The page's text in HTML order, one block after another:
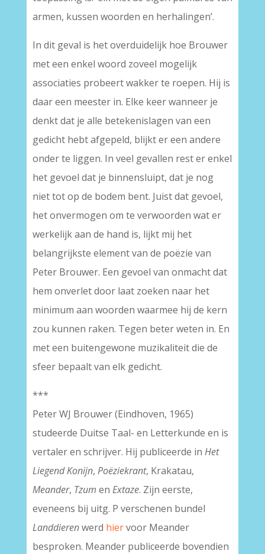
armen, kussen woorden en herhalingen’.
In dit geval is het overduidelijk hoe Brouwer
met een enkel woord zoveel mogelijk
associaties probeert wakker te roepen. Hij is
daar een meester in. Elke keer wanneer je
denkt dat je alle betekenislagen van een
gedicht hebt afgepeld, blijkt er een andere
onder te liggen. In veel gevallen rest er enkel
het gevoel dat je binnensluipt, dat je nog
niet tot op de bodem bent. Juist dat gevoel,
het onvermogen om te verwoorden wat er
werkelijk aan de hand is, lijkt mij het
belangrijkste element van de poëzie van
Peter Brouwer. Een gevoel van onmacht dat
hem onverlet door laat zoeken naar het
minimum aan woorden waarmee hij de kern
zou kunnen raken. Tegen beter weten in. En
met een buitengewone muzikaliteit die de
sfeer bepaalt van elk gedicht.
***
Peter WJ Brouwer (Eindhoven, 1965)
studeerde Duitse Taal- en Letterkunde en is
vertaler en schrijver. Hij publiceerde in Het
Liegend Konijn, Poëziekrant, Krakatau,
Meander, Tzum en Extaze. Zijn eerste,
eveneens bij uitg. P verschenen bundel
Landdierenwerd hiervoor Meander
besproken. Meander publiceerde bovendien